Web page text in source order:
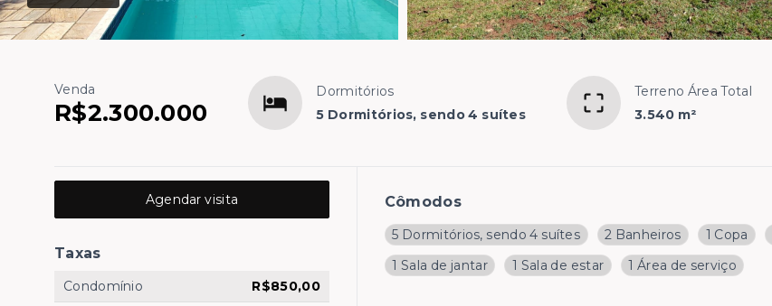
Venda
R$2.300.000
Dormitórios
5 Dormitórios, sendo 4 suítes
Terreno Área Total
3.540 m²
Cômodos
5 Dormitórios, sendo 4 suítes 2 Banheiros 1 Copa
1 Sala de jantar
1 Sala de estar 1 Área de serviço
Agendar visita
Taxas
Condomínio
R$850,00